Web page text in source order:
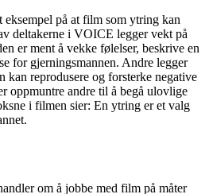
på at film som ytring kan
deltakerne i VOICE legger vekt på
er ment å vekke følelser, beskrive en
for gjerningsmannen. Andre legger
reprodusere og forsterke negative
oppmuntre andre til å begå ulovlige
i filmen sier: En ytring er et valg
om å jobbe med film på måter